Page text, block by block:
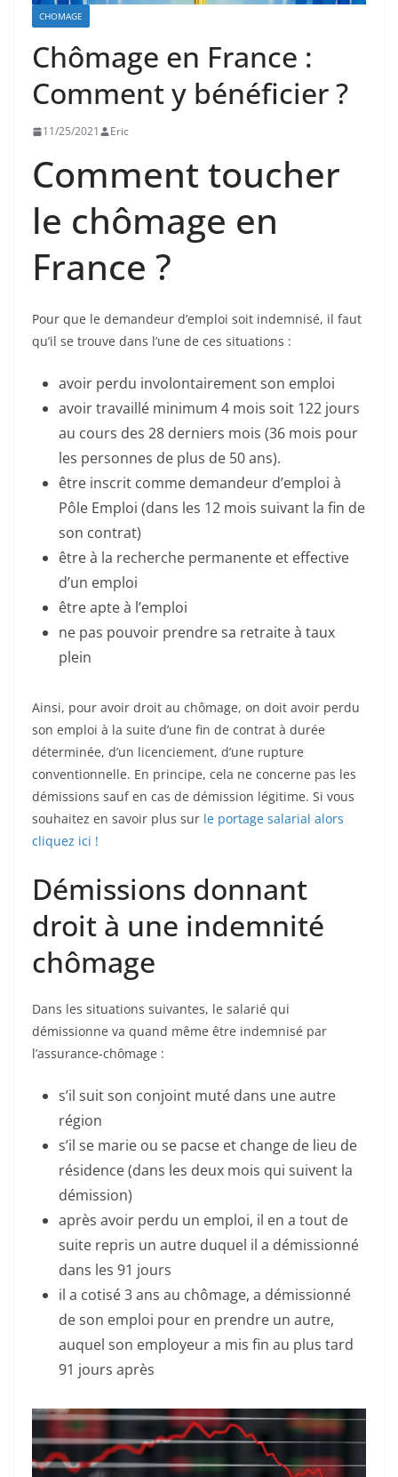
CHOMAGE
Chômage en France :
Comment y bénéficier ?
11/25/2021 Eric
Comment toucher
le chômage en
France ?
Pour que le demandeur d’emploi soit indemnisé, il faut
qu’il se trouve dans l’une de ces situations :
avoir perdu involontairement son emploi
avoir travaillé minimum 4 mois soit 122 jours
au cours des 28 derniers mois (36 mois pour
les personnes de plus de 50 ans).
être inscrit comme demandeur d’emploi à
Pôle Emploi (dans les 12 mois suivant la fin de
son contrat)
être à la recherche permanente et effective
d’un emploi
être apte à l’emploi
ne pas pouvoir prendre sa retraite à taux
plein
Ainsi, pour avoir droit au chômage, on doit avoir perdu
son emploi à la suite d’une fin de contrat à durée
déterminée, d’un licenciement, d’une rupture
conventionnelle. En principe, cela ne concerne pas les
démissions sauf en cas de démission légitime. Si vous
souhaitez en savoir plus sur le portage salarial alors
cliquez ici !
Démissions donnant
droit à une indemnité
chômage
Dans les situations suivantes, le salarié qui
démissionne va quand même être indemnisé par
l’assurance-chômage :
s’il suit son conjoint muté dans une autre
région
s’il se marie ou se pacse et change de lieu de
résidence (dans les deux mois qui suivent la
démission)
après avoir perdu un emploi, il en a tout de
suite repris un autre duquel il a démissionné
dans les 91 jours
il a cotisé 3 ans au chômage, a démissionné
de son emploi pour en prendre un autre,
auquel son employeur a mis fin au plus tard
91 jours après